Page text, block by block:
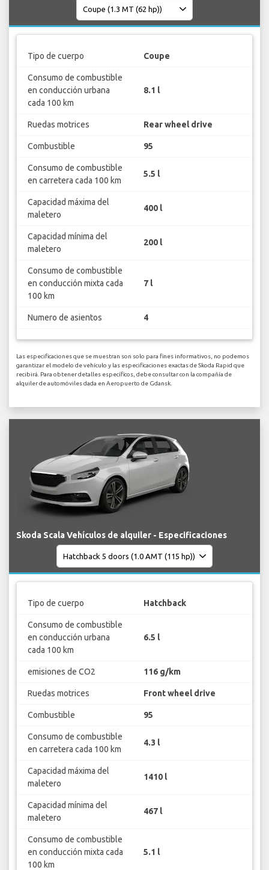
Tipo de cuerpo Coupe
Consumo de combustible
en conducción urbana
cada 100 km
8.1 l
Ruedas motrices Rear wheel drive
Combustible 95
Consumo de combustible
en carretera cada 100 km
5.5 l
Capacidad máxima del
maletero
400 l
Capacidad mínima del
maletero
200 l
Consumo de combustible
en conducción mixta cada
100 km
7 l
Numero de asientos 4
Las especificaciones que se muestran son solo para fines informativos, no podemos
garantizar el modelo de vehículo y las especificaciones exactas de Skoda Rapid que
recibirá. Para obtener detalles específicos, debe consultar con la compañía de
alquiler de automóviles dada en Aeropuerto de Gdansk.
Skoda Scala Vehículos de alquiler - Especificaciones
Tipo de cuerpo Hatchback
Consumo de combustible
en conducción urbana
cada 100 km
6.5 l
emisiones de CO2 116 g/km
Ruedas motrices Front wheel drive
Combustible 95
Consumo de combustible
en carretera cada 100 km
4.3 l
Capacidad máxima del
maletero
1410 l
Capacidad mínima del
maletero
467 l
Consumo de combustible
en conducción mixta cada
100 km
5.1 l